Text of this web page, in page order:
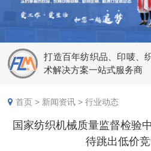
打造百年纺织品、印唛、
术解决方案一站式服务商
首页 > 新闻资讯 >行业动态
国家纺织机械质量监督检验
待跳出低价